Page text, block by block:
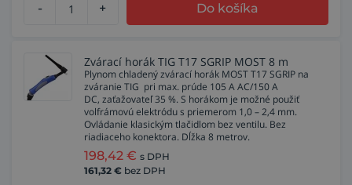
- + Do košíka
Zvárací horák TIG T17 SGRIP MOST 8 m
Plynom chladený zvárací horák MOST T17 SGRIP na
zváranie TIG pri max. prúde 105 A AC/150 A
DC, zaťažovateľ 35 %. S horákom je možné použiť
volfrámovú elektródu s priemerom 1,0 – 2,4 mm.
Ovládanie klasickým tlačidlom bez ventilu. Bez
riadiaceho konektora. Dĺžka 8 metrov.
198,42 € s DPH
161,32 € bez DPH